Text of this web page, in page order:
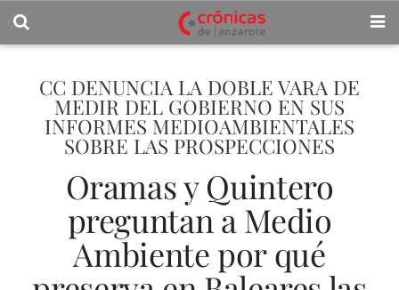
CC DENUNCIA LA DOBLE VARA DE
MEDIR DEL GOBIERNO EN SUS
INFORMES MEDIOAMBIENTALES
SOBRE LAS PROSPECCIONES
Oramas y Quintero
preguntan a Medio
Ambiente por qué